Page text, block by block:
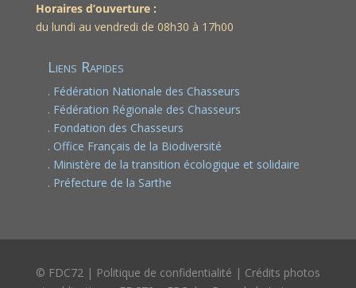
Horaires d’ouverture :
du lundi au vendredi de 08h30 à 17h00
Liens Rapides
. Fédération Nationale des Chasseurs
. Fédération Régionale des Chasseurs
. Fondation des Chasseurs
. Office Français de la Biodiversité
. Ministère de la transition écologique et solidaire
. Préfecture de la Sarthe
© FDC72 | Politique de confidentialité | Crédits photos